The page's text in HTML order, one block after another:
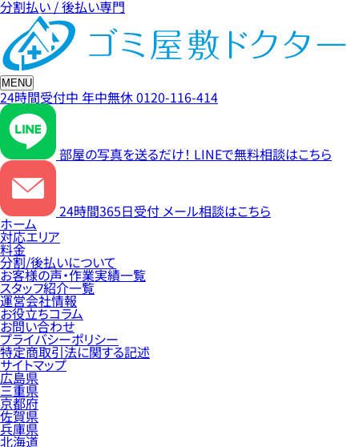
分割払い / 後払い専門
MENU
24時間受付中 年中無休0120-116-414
部屋の写真を送るだけ！ LINEで無料相談はこちら
24時間365日受付 メール相談はこちら
ホーム
対応エリア
料金
分割/後払いについて
お客様の声・作業実績一覧
スタッフ紹介一覧
運営会社情報
お役立ちコラム
お問い合わせ
プライバシーポリシー
特定商取引法に関する記述
サイトマップ
広島県
三重県
京都府
佐賀県
兵庫県
北海道